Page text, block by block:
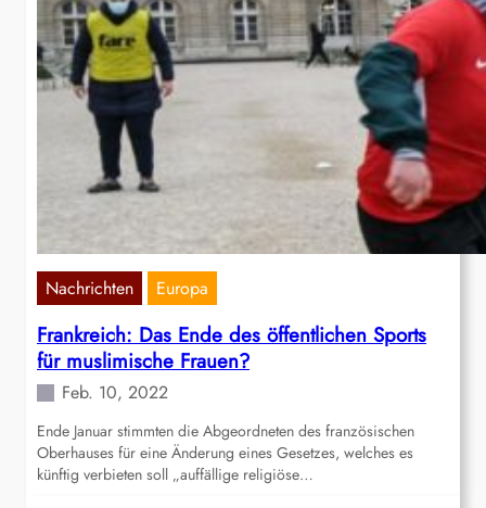
Nachrichten Europa
Frankreich: Das Ende des öffentlichen Sports
für muslimische Frauen?
Feb. 10, 2022
Ende Januar stimmten die Abgeordneten des französischen
Oberhauses für eine Änderung eines Gesetzes, welches es
künftig verbieten soll „auffällige religiöse…